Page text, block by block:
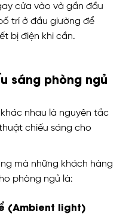
cửa vào và gần đầu
trí ở đầu giường để
bị điện khi cần.
sáng phòng ngủ
nhau là nguyên tắc
chiếu sáng cho
mà những khách hàng
phòng ngủ là:
(Ambient light)